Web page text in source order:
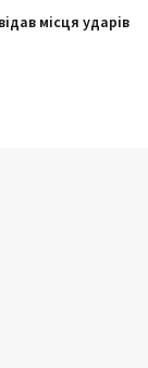
місця ударів